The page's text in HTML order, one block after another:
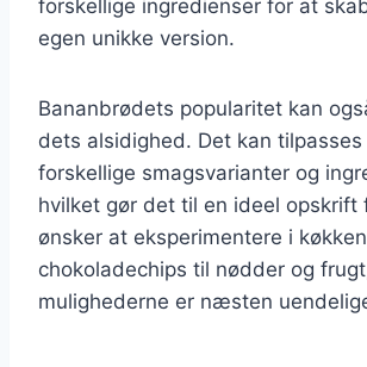
forskellige ingredienser for at
egen unikke version.
Bananbrødets popularitet kan
dets alsidighed. Det kan tilpasses
forskellige smagsvarianter og
hvilket gør det til en ideel opskrift
ønsker at eksperimentere i
chokoladechips til nødder og
mulighederne er næsten